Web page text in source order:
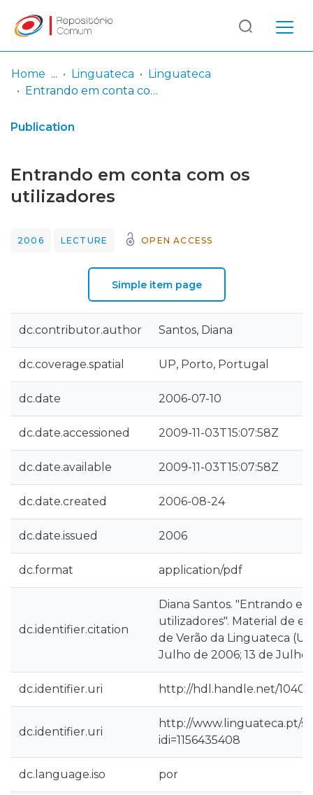
& Collections
Log
In
(current)
Home Linguateca
Linguateca
Entrando em conta com os utilizadores
Publication
Entrando em conta com os
utilizadores
2006 LECTURE OPEN ACCESS
Simple item page
dc.contributor.author Santos, Diana
dc.coverage.spatial UP, Porto, Portugal
dc.date 2006-07-10
dc.date.accessioned 2009-11-03T15:07:58Z
dc.date.available 2009-11-03T15:07:58Z
dc.date.created 2006-08-24
dc.date.issued 2006
dc.format application/pdf
dc.identifier.citation
Diana Santos. "Entrando
utilizadores". Material de
de Verão da Linguateca
Julho de 2006; 13 de Julho
dc.identifier.uri http://hdl.handle.net/
dc.identifier.uri
http://www.linguateca.pt/
idi=1156435408
dc.language.iso por